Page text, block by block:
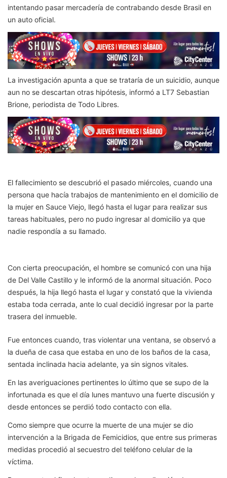
intentando pasar mercadería de contrabando desde Brasil en
un auto oficial.
La investigación apunta a que se trataría de un suicidio, aunque
aun no se descartan otras hipótesis, informó a LT7 Sebastian
Brione, periodista de Todo Libres.
El fallecimiento se descubrió el pasado miércoles, cuando una
persona que hacía trabajos de mantenimiento en el domicilio de
la mujer en Sauce Viejo, llegó hasta el lugar para realizar sus
tareas habituales, pero no pudo ingresar al domicilio ya que
nadie respondía a su llamado.
Con cierta preocupación, el hombre se comunicó con una hija
de Del Valle Castillo y le informó de la anormal situación. Poco
después, la hija llegó hasta el lugar y constató que la vivienda
estaba toda cerrada, ante lo cual decidió ingresar por la parte
trasera del inmueble.
Fue entonces cuando, tras violentar una ventana, se observó a
la dueña de casa que estaba en uno de los baños de la casa,
sentada inclinada hacia adelante, ya sin signos vitales.
En las averiguaciones pertinentes lo último que se supo de la
infortunada es que el día lunes mantuvo una fuerte discusión y
desde entonces se perdió todo contacto con ella.
Como siempre que ocurre la muerte de una mujer se dio
intervención a la Brigada de Femicidios, que entre sus primeras
medidas procedió al secuestro del teléfono celular de la
víctima.